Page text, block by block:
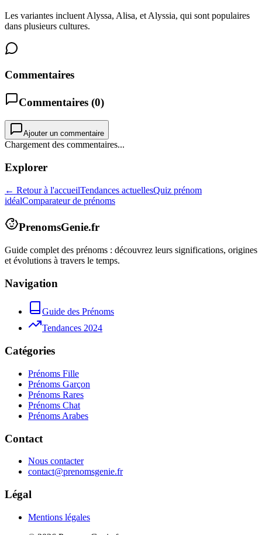
Les variantes incluent Alyssa, Alisa, et Alyssia, qui sont populaires
dans plusieurs cultures.
Commentaires
Commentaires (0)
Ajouter un commentaire
Chargement des commentaires...
Explorer
← Retour à l'accueilTendances actuellesQuiz prénom
idéalComparateur de prénoms
PrenomsGenie.fr
Guide complet des prénoms : découvrez leurs significations, origines
et évolutions à travers le temps.
Navigation
Guide des Prénoms
Tendances 2024
Catégories
Prénoms Fille
Prénoms Garçon
Prénoms Rares
Prénoms Chat
Prénoms Arabes
Contact
Nous contacter
contact@prenomsgenie.fr
Légal
Mentions légales